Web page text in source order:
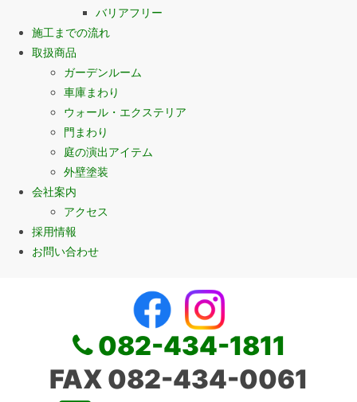
バリアフリー
施工までの流れ
取扱商品
ガーデンルーム
車庫まわり
ウォール・エクステリア
門まわり
庭の演出アイテム
外壁塗装
会社案内
アクセス
採用情報
お問い合わせ
082-434-1811
FAX 082-434-0061